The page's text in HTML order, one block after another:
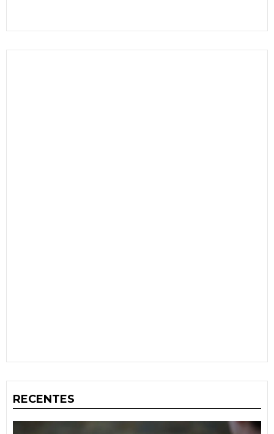
RECENTES